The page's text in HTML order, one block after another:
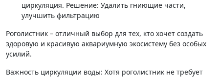
циркуляция. Решение: Удалить гниющие части,
улучшить фильтрацию
Роголистник – отличный выбор для тех, кто хочет создать
здоровую и красивую аквариумную экосистему без особых
усилий.
Важность циркуляции воды: Хотя роголистник не требует